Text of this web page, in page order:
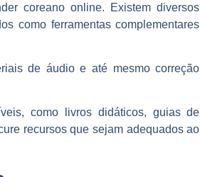
coreano online. Existem diversos
como ferramentas complementares
de áudio e até mesmo correção
como
livros didáticos, guias de
recursos que sejam adequados ao